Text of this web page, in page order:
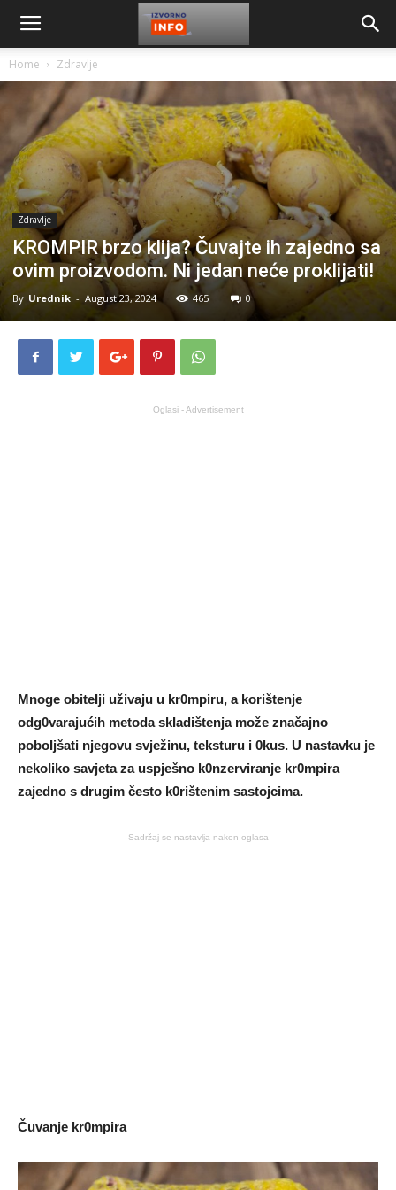
Home Zdravlje
Zdravlje
KROMPIR brzo klija? Čuvajte ih zajedno sa
ovim proizvodom. Ni jedan neće proklijati!
By Urednik - August 23, 2024 465 0
Oglasi - Advertisement
Mnoge obiteIji uživaju u kr0mpiru, a korištenje
odg0varajućih metoda skIadištenja može značajno
poboIjšati njegovu svježinu, teksturu i 0kus. U nastavku je
nekoIiko savjeta za uspješno k0nzerviranje kr0mpira
zajedno s drugim često k0rištenim sastojcima.
Sadržaj se nastavlja nakon oglasa
Čuvanje kr0mpira